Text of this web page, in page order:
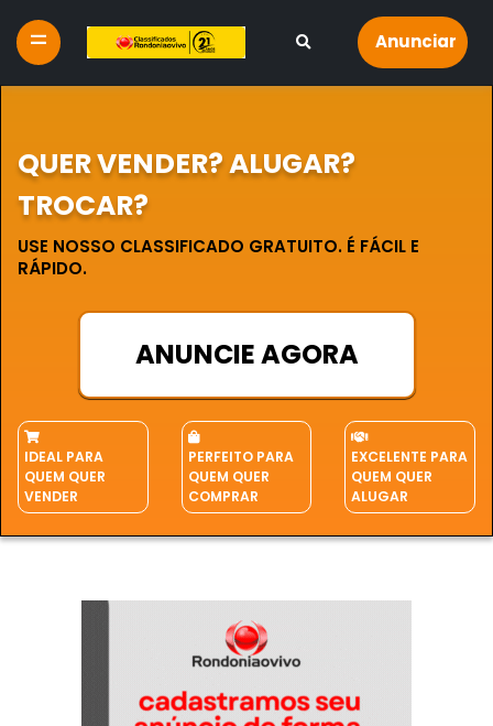
Anunciar
QUER VENDER? ALUGAR?
TROCAR?
USE NOSSO CLASSIFICADO GRATUITO. É FÁCIL E
RÁPIDO.
ANUNCIE AGORA
IDEAL PARA
QUEM QUER
VENDER
PERFEITO PARA
QUEM QUER
COMPRAR
EXCELENTE PARA
QUEM QUER
ALUGAR